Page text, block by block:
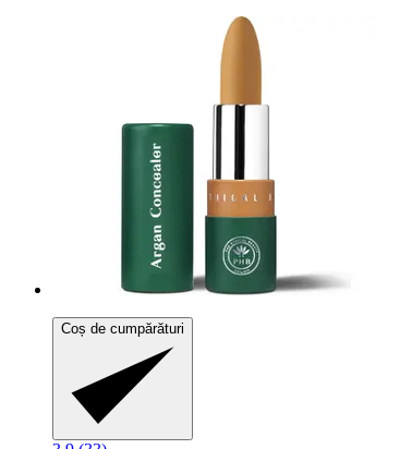
Coș de cumpărături